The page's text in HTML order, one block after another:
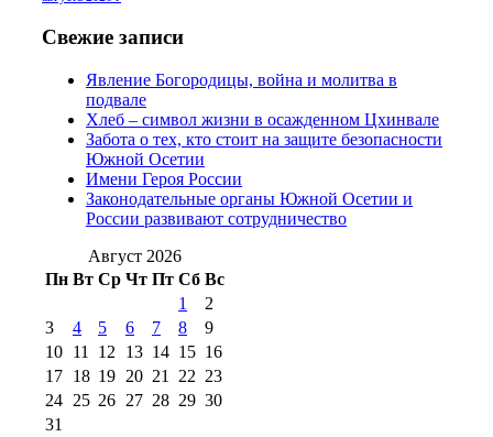
июля 2017 г
2012 г
(15)
№97 30 июля 2015 г
(15)№98 1 августа 2015 г
августа 2016 г(10)№98 5 июля 2014 г(10)
№98 8 августа 2013 г
августа 2012 г(14) №98+99 11 июля
2017 г(9)
№99 4 августа
2016 г(12) №99 8 июля 2014 г
августа 2012 г(11)
августа 2013 г
(12)
Свежие записи
Явление Богородицы, война и молитва в
подвале
Хлеб – символ жизни в осажденном Цхинвале
Забота о тех, кто стоит на защите безопасности
Южной Осетии
Имени Героя России
Законодательные органы Южной Осетии и
России развивают сотрудничество
Август 2026
Пн Вт Ср Чт Пт Сб Вс
1
2
3
4 5 6 7 8
9
10 11 12 13 14 15 16
17 18 19 20 21 22 23
24 25 26 27 28 29 30
31